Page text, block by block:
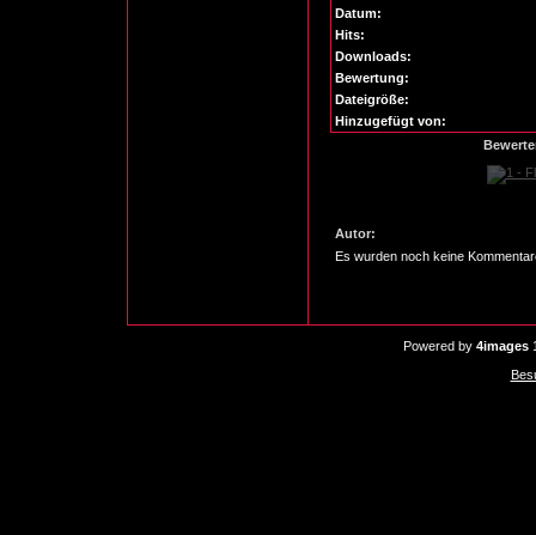
Datum:
Hits:
Downloads:
Bewertung:
Dateigröße:
Hinzugefügt von:
Autor:
Es wurden noch keine
Powered by 4images